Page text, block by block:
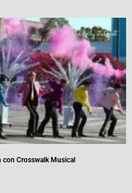
Crosswalk Musical